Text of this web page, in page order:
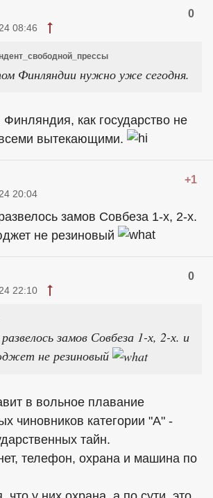
0
08:46
Финляндии нужно уже сегодня.
Финляндия, как государство не
вытекающими.
+1
20:04
замов Совбеза 1-х, 2-х.
не резиновый
0
22:10
замов Совбеза 1-х, 2-х. и
не резиновый
в вольное плавание
чиновников категории "А" -
тайн.
телефон, охрана и машина по